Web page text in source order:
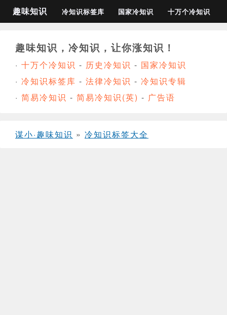
趣味知识 冷知识标签库 国家冷知识 十万个冷知识
趣味知识，冷知识，让你涨知识！
· 十万个冷知识 - 历史冷知识 - 国家冷知识
· 冷知识标签库 - 法律冷知识 - 冷知识专辑
· 简易冷知识 - 简易冷知识(英) - 广告语
谋小·趣味知识 » 冷知识标签大全